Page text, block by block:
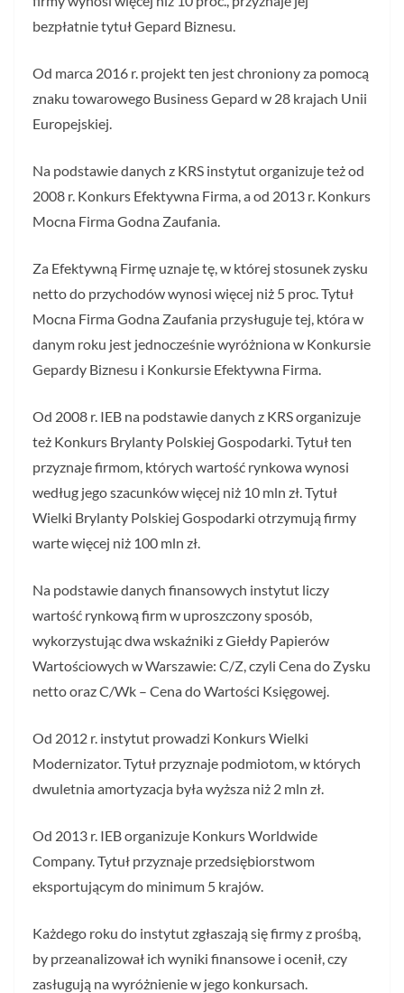
bezpłatnie tytuł Gepard Biznesu.
Od marca 2016 r. projekt ten jest chroniony za pomocą
znaku towarowego Business Gepard w 28 krajach Unii
Europejskiej.
Na podstawie danych z KRS instytut organizuje też od
2008 r. Konkurs Efektywna Firma, a od 2013 r. Konkurs
Mocna Firma Godna Zaufania.
Za Efektywną Firmę uznaje tę, w której stosunek zysku
netto do przychodów wynosi więcej niż 5 proc. Tytuł
Mocna Firma Godna Zaufania przysługuje tej, która w
danym roku jest jednocześnie wyróżniona w Konkursie
Gepardy Biznesu i Konkursie Efektywna Firma.
Od 2008 r. IEB na podstawie danych z KRS organizuje
też Konkurs Brylanty Polskiej Gospodarki. Tytuł ten
przyznaje firmom, których wartość rynkowa wynosi
według jego szacunków więcej niż 10 mln zł. Tytuł
Wielki Brylanty Polskiej Gospodarki otrzymują firmy
warte więcej niż 100 mln zł.
Na podstawie danych finansowych instytut liczy
wartość rynkową firm w uproszczony sposób,
wykorzystując dwa wskaźniki z Giełdy Papierów
Wartościowych w Warszawie: C/Z, czyli Cena do Zysku
netto oraz C/Wk – Cena do Wartości Księgowej.
Od 2012 r. instytut prowadzi Konkurs Wielki
Modernizator. Tytuł przyznaje podmiotom, w których
dwuletnia amortyzacja była wyższa niż 2 mln zł.
Od 2013 r. IEB organizuje Konkurs Worldwide
Company. Tytuł przyznaje przedsiębiorstwom
eksportującym do minimum 5 krajów.
Każdego roku do instytut zgłaszają się firmy z prośbą,
by przeanalizował ich wyniki finansowe i ocenił, czy
zasługują na wyróżnienie w jego konkursach.